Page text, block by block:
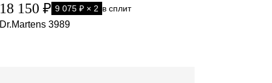
18 150 ₽ 9 075 ₽ × 2 в сплит
Dr.Martens 3989